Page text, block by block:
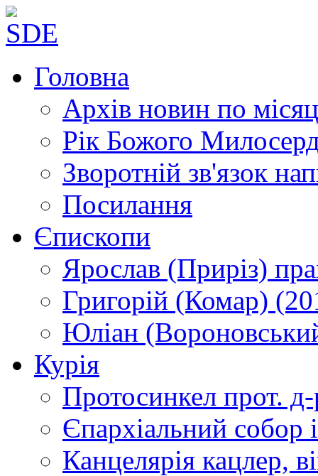
Головна
Архів новин по
Рік Божого
Зворотній зв'язок
Посилання
Єпископи
Ярослав (Приріз)
Григорій (Комар)
Юліан
Курія
Протосинкел прот.
Єпархіальний собор
Канцелярія кацлер,